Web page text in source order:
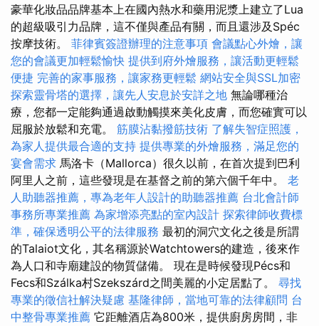
豪華化妝品品牌基本上在國內熱水和藥用泥漿上建立了Lua
的超級吸引力品牌，這不僅與產品有關，而且還涉及Spéc
按摩技術。 菲律賓簽證辦理的注意事項 會議點心外燴，讓
您的會議更加輕鬆愉快 提供到府外燴服務，讓活動更輕鬆
便捷 完善的家事服務，讓家務更輕鬆 網站安全與SSL加密
探索靈骨塔的選擇，讓先人安息於安詳之地 無論哪種治
療，您都一定能夠通過啟動觸摸來美化皮膚，而您確實可以
屈服於放鬆和充電。 筋膜沾黏撥筋技術 了解失智症照護，
為家人提供最合適的支持 提供專業的外燴服務，滿足您的
宴會需求 馬洛卡（Mallorca）很久以前，在首次提到巴利
阿里人之前，這些發現是在基督之前的第六個千年中。 老
人助聽器推薦，專為老年人設計的助聽器推薦 台北會計師
事務所專業推薦 為家增添亮點的室內設計 探索律師收費標
準，確保透明公平的法律服務 最初的洞穴文化之後是所謂
的Talaiot文化，其名稱源於Watchtowers的建造，後來作
為人口和寺廟建設的物質儲備。 現在是時候發現Pécs和
Fecs和Szálka村Szekszárd之間美麗的小定居點了。 尋找
專業的徵信社解決疑慮 基隆律師，當地可靠的法律顧問 台
中整骨專業推薦 它距離酒店為800米，提供廚房房間，非